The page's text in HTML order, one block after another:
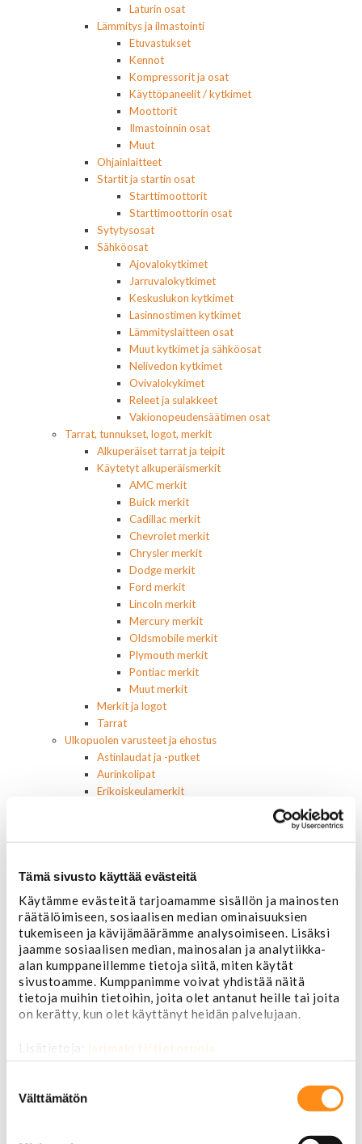
Tämä sivusto käyttää evästeitä
Käytämme evästeitä tarjoamamme sisällön ja mainosten
räätälöimiseen, sosiaalisen median ominaisuuksien
tukemiseen ja kävijämäärämme analysoimiseen. Lisäksi
jaamme sosiaalisen median, mainosalan ja analytiikka-
alan kumppaneillemme tietoja siitä, miten käytät
sivustoamme. Kumppanimme voivat yhdistää näitä
tietoja muihin tietoihin, joita olet antanut heille tai joita
on kerätty, kun olet käyttänyt heidän palvelujaan.
Lisätietoja: jarimaki.fi/tietosuoja
valinta
Välttämätön
Laturin osat
Lämmitys ja ilmastointi
Etuvastukset
Kennot
Kompressorit ja osat
Käyttöpaneelit / kytkimet
Moottorit
Ilmastoinnin osat
Muut
Ohjainlaitteet
Startit ja startin osat
Starttimoottorit
Starttimoottorin osat
Sytytysosat
Sähköosat
Ajovalokytkimet
Jarruvalokytkimet
Keskuslukon kytkimet
Lasinnostimen kytkimet
Lämmityslaitteen osat
Muut kytkimet ja sähköosat
Nelivedon kytkimet
Ovivalokykimet
Releet ja sulakkeet
Vakionopeudensäätimen osat
Tarrat, tunnukset, logot, merkit
Alkuperäiset tarrat ja teipit
Käytetyt alkuperäismerkit
AMC merkit
Buick merkit
Cadillac merkit
Chevrolet merkit
Chrysler merkit
Dodge merkit
Ford merkit
Lincoln merkit
Mercury merkit
Oldsmobile merkit
Plymouth merkit
Pontiac merkit
Muut merkit
Merkit ja logot
Tarrat
Ulkopuolen varusteet ja ehostus
Astinlaudat ja -putket
Aurinkolipat
Erikoiskeulamerkit
Cadillac
Chrysler
Dodge
Ford
Hummer
Jeep
Yleismalliset
Lokasuojanlevikkeet ja helman osat
Maskit
Chrysler
Chevrolet
Ovipeilit